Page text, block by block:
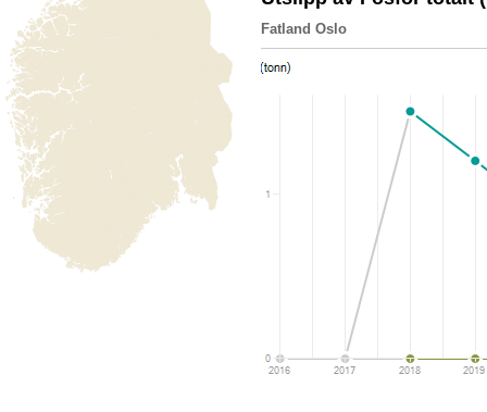
Fatland Oslo